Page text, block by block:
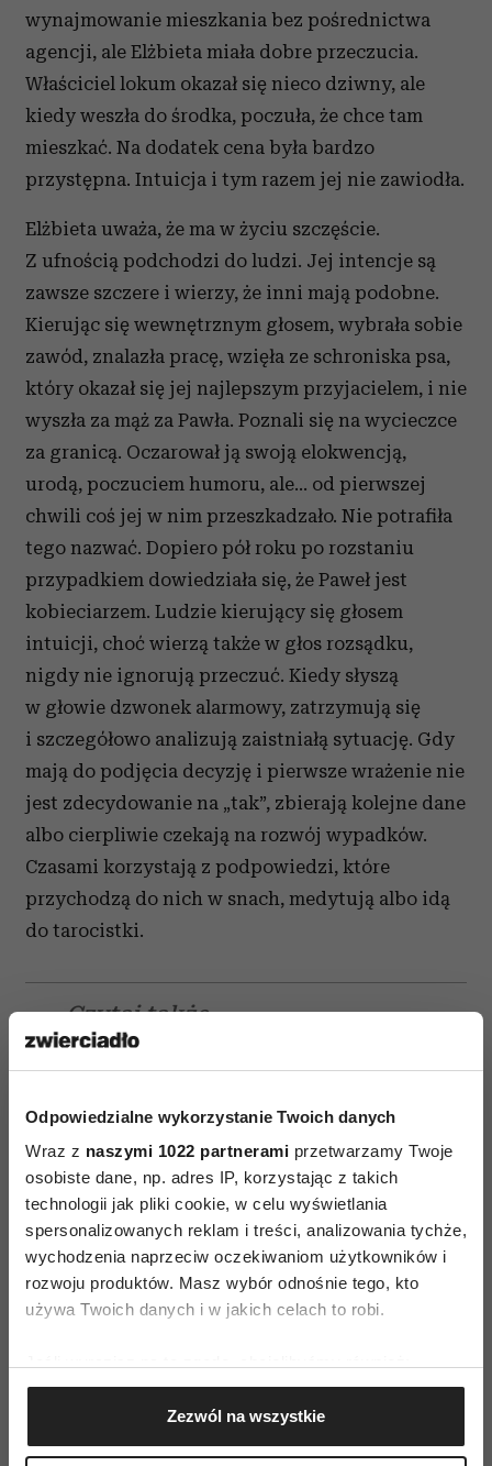
Odpowiedzialne wykorzystanie Twoich danych
Wraz z naszymi 1022 partnerami przetwarzamy Twoje
osobiste dane, np. adres IP, korzystając z takich
technologii jak pliki cookie, w celu wyświetlania
spersonalizowanych reklam i treści, analizowania tychże,
wychodzenia naprzeciw oczekiwaniom użytkowników i
rozwoju produktów. Masz wybór odnośnie tego, kto
używa Twoich danych i w jakich celach to robi.
Gromadzić dane dotyczące Twojej lokalizacji
geograficznej z dokładnością nawet do kilku metrów
Identyfikować Twoje urządzenie, aktywnie
Zezwól na wszystkie
wynajmowanie mieszkania bez pośrednictwa
agencji, ale Elżbieta miała dobre przeczucia.
Właściciel lokum okazał się nieco dziwny, ale
kiedy weszła do środka, poczuła, że chce tam
mieszkać. Na dodatek cena była bardzo
przystępna. Intuicja i tym razem jej nie zawiodła.
Elżbieta uważa, że ma w życiu szczęście.
Z ufnością podchodzi do ludzi. Jej intencje są
zawsze szczere i wierzy, że inni mają podobne.
Kierując się wewnętrznym głosem, wybrała sobie
zawód, znalazła pracę, wzięła ze schroniska psa,
który okazał się jej najlepszym przyjacielem, i nie
wyszła za mąż za Pawła. Poznali się na wycieczce
za granicą. Oczarował ją swoją elokwencją,
urodą, poczuciem humoru, ale… od pierwszej
chwili coś jej w nim przeszkadzało. Nie potrafiła
tego nazwać. Dopiero pół roku po rozstaniu
przypadkiem dowiedziała się, że Paweł jest
kobieciarzem. Ludzie kierujący się głosem
intuicji, choć wierzą także w głos rozsądku,
nigdy nie ignorują przeczuć. Kiedy słyszą
w głowie dzwonek alarmowy, zatrzymują się
i szczegółowo analizują zaistniałą sytuację. Gdy
mają do podjęcia decyzję i pierwsze wrażenie nie
jest zdecydowanie na „tak”, zbierają kolejne dane
albo cierpliwie czekają na rozwój wypadków.
Czasami korzystają z podpowiedzi, które
przychodzą do nich w snach, medytują albo idą
do tarocistki.
Czytaj także
Afirmacja: jak skutecznie
afirmować każdego dnia, aby